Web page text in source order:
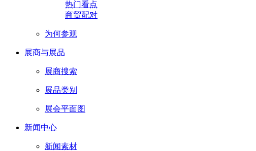
热门看点
商贸配对
为何参观
展商与展品
展商搜索
展品类别
展会平面图
新闻中心
新闻素材